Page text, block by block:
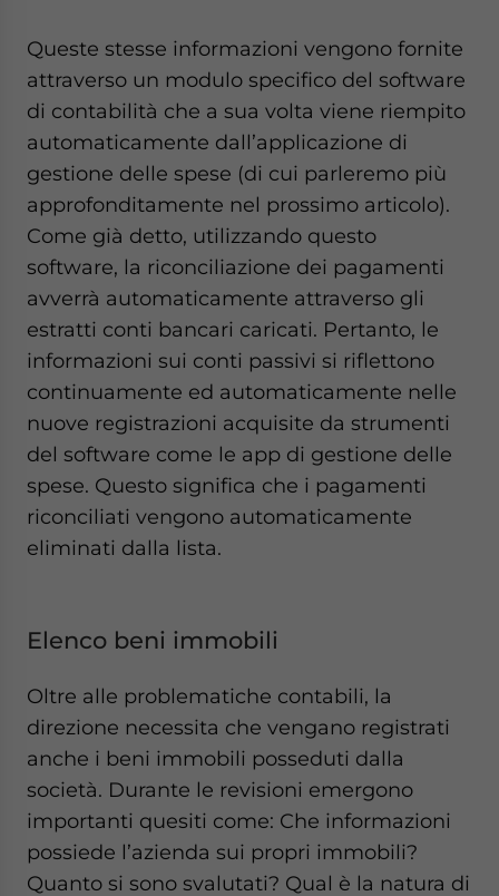
Queste stesse informazioni vengono fornite
attraverso un modulo specifico del software
di contabilità che a sua volta viene riempito
automaticamente dall’applicazione di
gestione delle spese (di cui parleremo più
approfonditamente nel prossimo articolo).
Come già detto, utilizzando questo
software, la riconciliazione dei pagamenti
avverrà automaticamente attraverso gli
estratti conti bancari caricati. Pertanto, le
informazioni sui conti passivi si riflettono
continuamente ed automaticamente nelle
nuove registrazioni acquisite da strumenti
del software come le app di gestione delle
spese. Questo significa che i pagamenti
riconciliati vengono automaticamente
eliminati dalla lista.
Elenco beni immobili
Oltre alle problematiche contabili, la
direzione necessita che vengano registrati
anche i beni immobili posseduti dalla
società. Durante le revisioni emergono
importanti quesiti come: Che informazioni
possiede l’azienda sui propri immobili?
Quanto si sono svalutati? Qual è la natura di